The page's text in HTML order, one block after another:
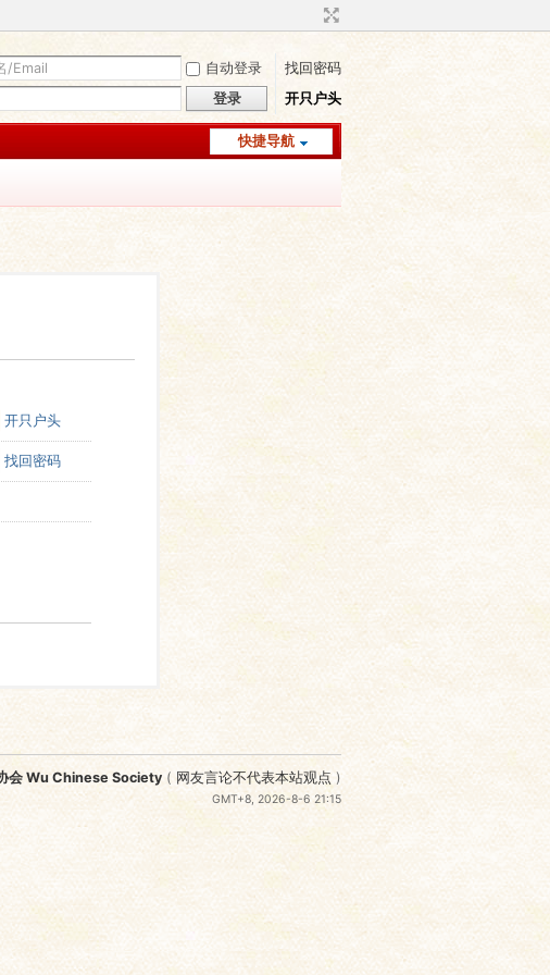
自动登录
找回密码
登录 开只户头
快捷导航
开只户头
找回密码
会 Wu Chinese Society ( 网友言论不代表本站观点 )
GMT+8, 2026-8-6 21:15